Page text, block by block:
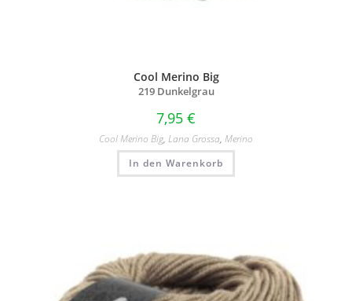
Cool Merino Big
219 Dunkelgrau
7,95 €
Cool Merino Big, Lana Grossa, Merino
In den Warenkorb